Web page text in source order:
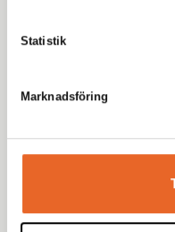
Statistik
Marknadsföring
Kundservice
Kundinformation
Om oss